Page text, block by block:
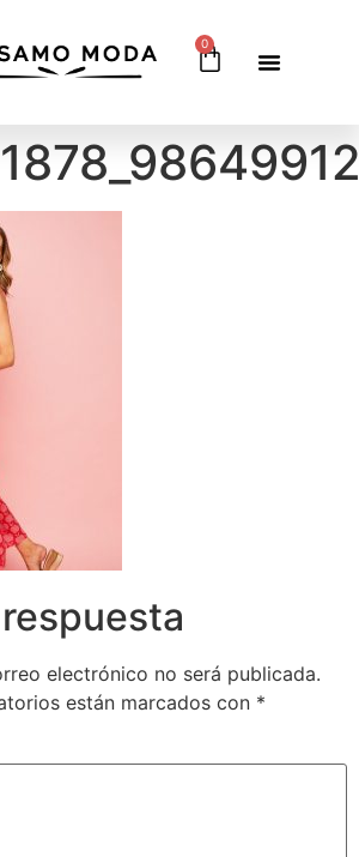
0
electrónico no será publicada.
están marcados con *